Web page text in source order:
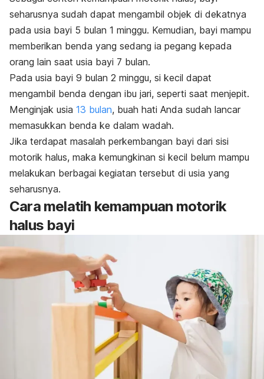
seharusnya sudah dapat mengambil objek di dekatnya
pada usia bayi 5 bulan 1 minggu. Kemudian, bayi mampu
memberikan benda yang sedang ia pegang kepada
orang lain saat usia bayi 7 bulan.
Pada usia bayi 9 bulan 2 minggu, si kecil dapat
mengambil benda dengan ibu jari, seperti saat menjepit.
Menginjak usia 13 bulan, buah hati Anda sudah lancar
memasukkan benda ke dalam wadah.
Jika terdapat masalah perkembangan bayi dari sisi
motorik halus, maka kemungkinan si kecil belum mampu
melakukan berbagai kegiatan tersebut di usia yang
seharusnya.
Cara melatih kemampuan motorik
halus bayi